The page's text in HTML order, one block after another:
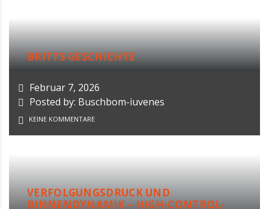
BRITTS GESCHICHTE
Februar 7, 2026
Posted by: Buschbom-iuvenes
KEINE KOMMENTARE
VERFOLGUNGSDRUCK UND
BINNENDYNAMIK – HIGH-CONTROL-